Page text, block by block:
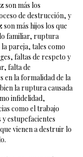
son más los
de destrucción, y
son más hijos los que
familiar, ruptura
pareja, tales como
faltas de respeto y
falta de
en la formalidad de la
la ruptura causada
infidelidad,
como el trabajo
y estupefacientes
vienen a destruir lo